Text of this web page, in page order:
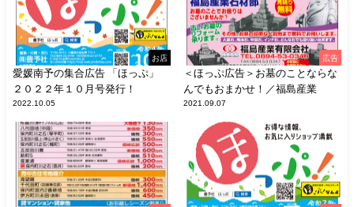
お店
愛媛南予の集合広告 「ほっぷ」
２０２２年１０月号発行！
2022.10.05
広告
＜ほっぷ広告＞お墓のことならな
んでもおまかせ！／福島産業
2021.09.07